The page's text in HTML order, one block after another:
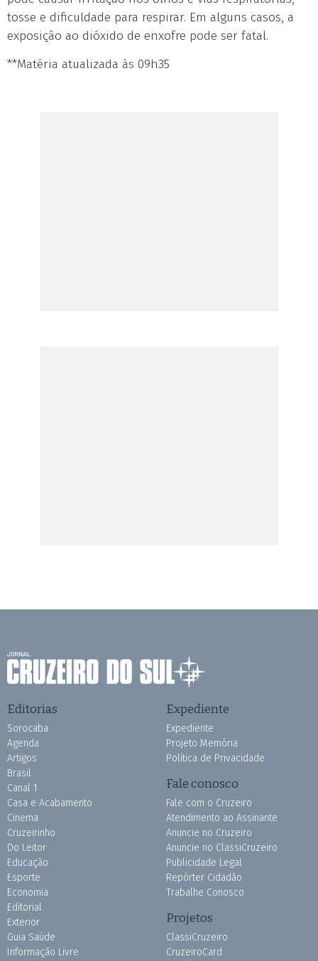
tosse e dificuldade para respirar. Em alguns casos, a
exposição ao dióxido de enxofre pode ser fatal.
**Matéria atualizada às 09h35
Editorias
Sorocaba
Agenda
Artigos
Brasil
Canal 1
Casa e Acabamento
Cinema
Cruzeirinho
Do Leitor
Educação
Esporte
Economia
Editorial
Exterior
Guia Saúde
Informação Livre
Expediente
Expediente
Projeto Memória
Política de Privacidade
Fale conosco
Fale com o Cruzeiro
Atendimento ao Assinante
Anuncie no Cruzeiro
Anuncie no ClassiCruzeiro
Publicidade Legal
Repórter Cidadão
Trabalhe Conosco
Projetos
ClassiCruzeiro
CruzeiroCard